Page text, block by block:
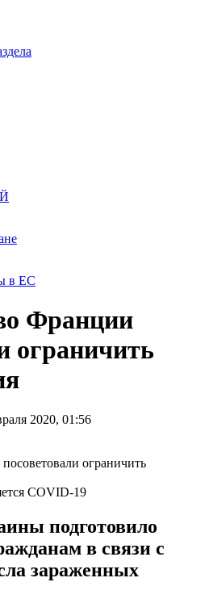
в ЕС
Франции
ограничить
2020, 01:56
COVID-19
подготовило
в связи с
зараженных